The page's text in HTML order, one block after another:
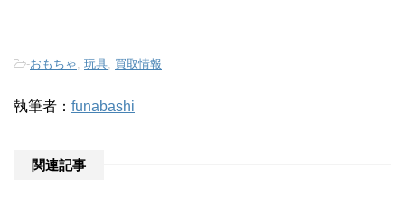
-おもちゃ 玩具 買取情報
執筆者： funabashi
関連記事